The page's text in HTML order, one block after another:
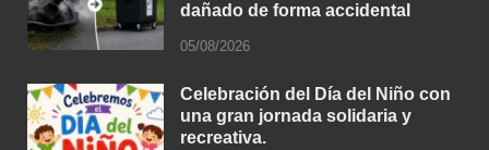
dañado de forma accidental
05/08/2026
Celebración del Día del Niño con
una gran jornada solidaria y
recreativa.